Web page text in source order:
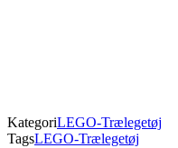
KategoriLEGO-Trælegetøj
TagsLEGO-Trælegetøj